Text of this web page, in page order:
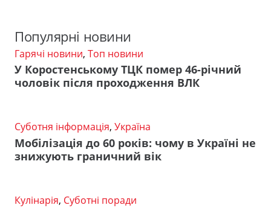
Популярні новини
Гарячі новини, Топ новини
У Коростенському ТЦК помер 46-річний
чоловік після проходження ВЛК
Суботня інформація, Україна
Мобілізація до 60 років: чому в Україні не
знижують граничний вік
Кулінарія, Суботні поради